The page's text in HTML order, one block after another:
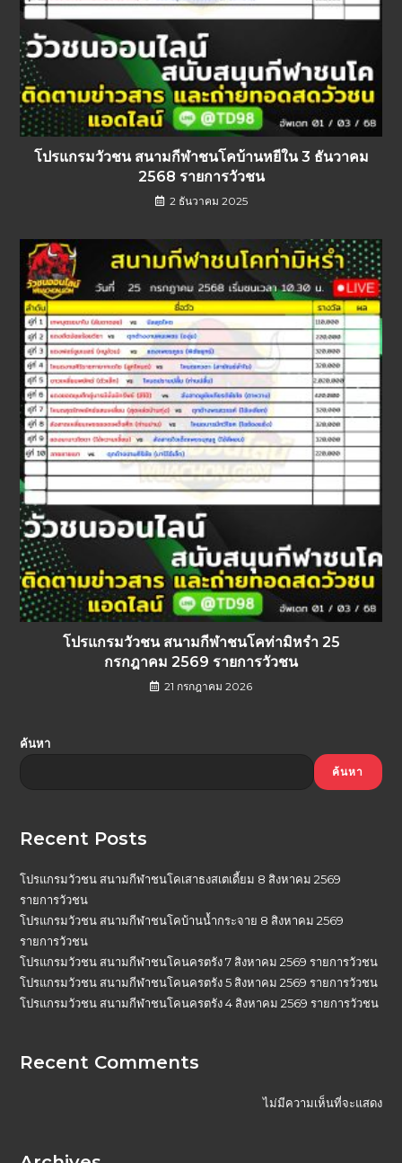
โปรแกรมวัวชน สนามกีฬาชนโคบ้านหยีใน 3 ธันวาคม
2568 รายการวัวชน
2 ธันวาคม 2025
โปรแกรมวัวชน สนามกีฬาชนโคท่ามิหรำ 25
กรกฎาคม 2569 รายการวัวชน
21 กรกฎาคม 2026
ค้นหา
ค้นหา
Recent Posts
โปรแกรมวัวชน สนามกีฬาชนโคเสาธงสเตเดี้ยม 8 สิงหาคม 2569
รายการวัวชน
โปรแกรมวัวชน สนามกีฬาชนโคบ้านน้ำกระจาย 8 สิงหาคม 2569
รายการวัวชน
โปรแกรมวัวชน สนามกีฬาชนโคนครตรัง 7 สิงหาคม 2569 รายการวัวชน
โปรแกรมวัวชน สนามกีฬาชนโคนครตรัง 5 สิงหาคม 2569 รายการวัวชน
โปรแกรมวัวชน สนามกีฬาชนโคนครตรัง 4 สิงหาคม 2569 รายการวัวชน
Recent Comments
ไม่มีความเห็นที่จะแสดง